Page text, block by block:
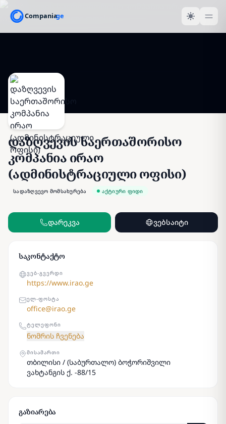
დაზღვევის საერთაშორისო
კომპანია ირაო
(ადმინისტრაციული ოფისი)
სადაზღვევო მომსახურება აქტიური ფიდი
დარეკვა ვებსაიტი
საკონტაქტო
ᲕᲔᲑ-ᲒᲕᲔᲠᲓᲘ
https://www.irao.ge
ᲔᲚ-ᲤᲝᲡᲢᲐ
office@irao.ge
ᲢᲔᲚᲔᲤᲝᲜᲘ
ნომრის ჩვენება
ᲛᲘᲡᲐᲛᲐᲠᲗᲘ
თბილისი / (საბურთალო) ბოჭორიშვილი
ვახტანგის ქ. -88/15
გაზიარება